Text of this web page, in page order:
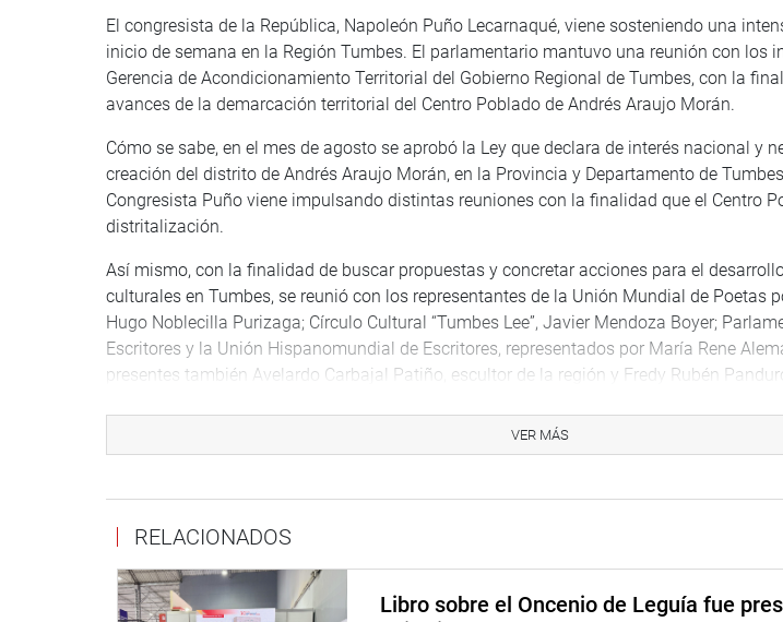
El congresista de la República, Napoleón Puño Lecarnaqué, viene sosteniendo una
inicio de semana en la Región Tumbes. El parlamentario mantuvo una reunión con los
Gerencia de Acondicionamiento Territorial del Gobierno Regional de Tumbes, con la
avances de la demarcación territorial del Centro Poblado de Andrés Araujo Morán.
Cómo se sabe, en el mes de agosto se aprobó la Ley que declara de interés nacional y
creación del distrito de Andrés Araujo Morán, en la Provincia y Departamento de
Congresista Puño viene impulsando distintas reuniones con la finalidad que el Centro
distritalización.
Así mismo, con la finalidad de buscar propuestas y concretar acciones para el
culturales en Tumbes, se reunió con los representantes de la Unión Mundial de Poetas
Hugo Noblecilla Purizaga; Círculo Cultural “Tumbes Lee”, Javier Mendoza Boyer;
Escritores y la Unión Hispanomundial de Escritores, representados por María Rene
presentes también Avelardo Carbajal Patiño, escultor de la región y Fredy Rubén
Cabe resaltar que se han propuesto importantes acuerdos a beneficio del desarrollo
tratar el Proyecto de Ley N°6658/2020-CR, el mismo que busca modificar diversos
Al cierre de esta edición, el parlamentario sesionó de manera virtual como miembro
Multipartidaria, encargada de elaborar la Nueva Ley del Régimen Agrario.
VER MÁS
RELACIONADOS
Libro sobre el Oncenio de Leguía fue